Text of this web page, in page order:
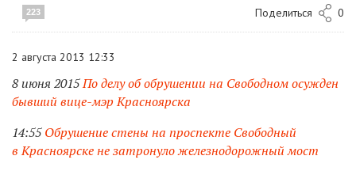
223 Поделиться 0
2 августа 2013 12:33
8 июня 2015По делу об обрушении на Свободном осужден
бывший вице-мэр Красноярска
14:55 Обрушение стены на проспекте Свободный
в Красноярске не затронуло железнодорожный мост